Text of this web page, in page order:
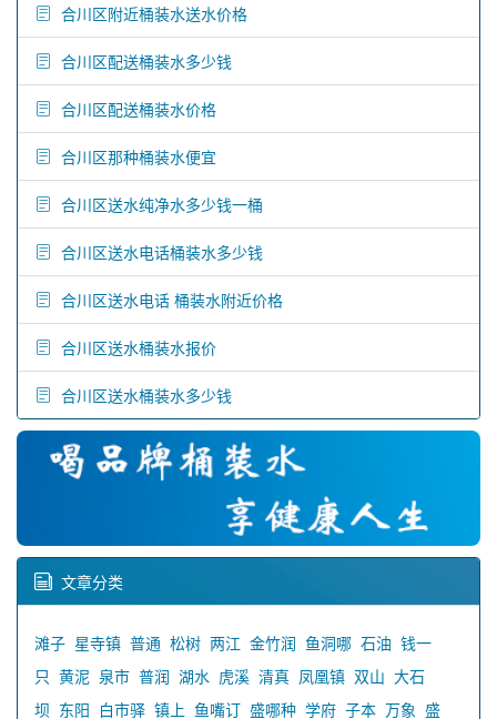
合川区附近桶装水送水价格
合川区配送桶装水多少钱
合川区配送桶装水价格
合川区那种桶装水便宜
合川区送水纯净水多少钱一桶
合川区送水电话桶装水多少钱
合川区送水电话 桶装水附近价格
合川区送水桶装水报价
合川区送水桶装水多少钱
文章分类
滩子 星寺镇 普通 松树 两江 金竹润 鱼洞哪 石油 钱一
只 黄泥 泉市 普润 湖水 虎溪 清真 凤凰镇 双山 大石
坝 东阳 白市驿 镇上 鱼嘴订 盛哪种 学府 子本 万象 盛